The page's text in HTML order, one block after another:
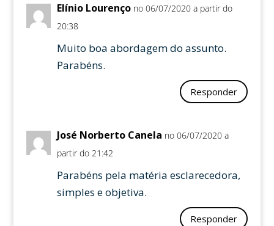
Elínio Lourenço no 06/07/2020 a partir do
20:38
Muito boa abordagem do assunto.
Parabéns.
Responder
José Norberto Canela no 06/07/2020 a
partir do 21:42
Parabéns pela matéria esclarecedora,
simples e objetiva.
Responder